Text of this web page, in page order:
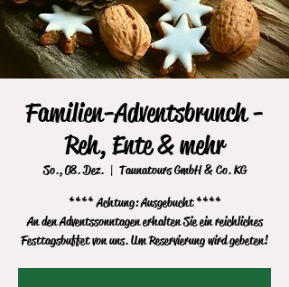
Familien-Adventsbrunch -
Reh, Ente & mehr
So., 08. Dez.
  |
Taunatours GmbH & Co. KG
**** Achtung: Ausgebucht ****
An den Adventssonntagen erhalten Sie ein reichliches
Festtagsbuffet von uns. Um Reservierung wird gebeten!